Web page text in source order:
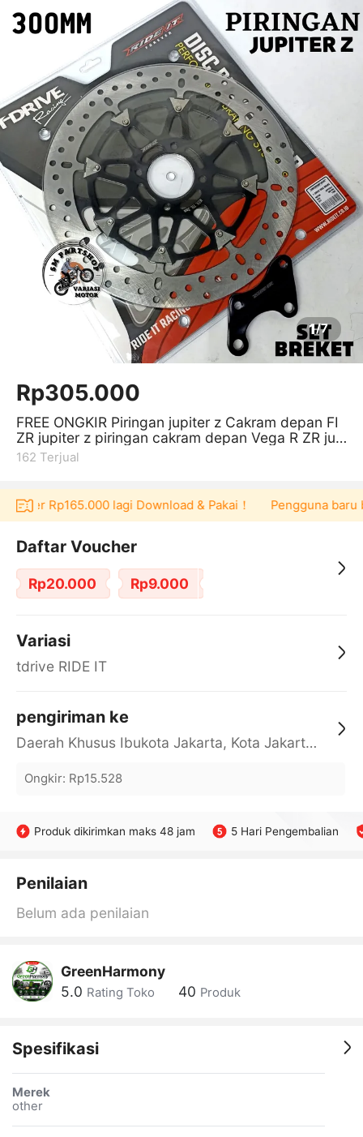
1/7
Rp305.000
FREE ONGKIR Piringan jupiter z Cakram depan FI
ZR jupiter z piringan cakram depan Vega R ZR jup
iter z 300mm Set Breket
162 Terjual
Rp165.000 lagi Download & Pakai！ Pengguna baru
Daftar Voucher
Rp20.000 Rp9.000
Variasi
tdrive RIDE IT
pengiriman ke
Daerah Khusus Ibukota Jakarta, Kota Jakarta Barat, Cengkareng, yy
Ongkir: Rp15.528
Produk dikirimkan maks 48 jam 5 Hari Pengembalian
Penilaian
Belum ada penilaian
GreenHarmony
5.0 Rating Toko 40 Produk
Spesifikasi
Merek
other